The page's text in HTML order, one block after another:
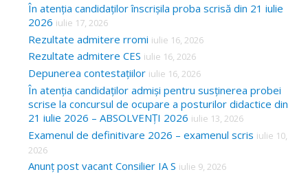
În atenția candidaților înscrișila proba scrisă din 21 iulie
2026 iulie 17, 2026
Rezultate admitere rromi iulie 16, 2026
Rezultate admitere CES iulie 16, 2026
Depunerea contestațiilor iulie 16, 2026
În atenția candidaților admiși pentru susținerea probei
scrise la concursul de ocupare a posturilor didactice din
21 iulie 2026 – ABSOLVENȚI 2026 iulie 13, 2026
Examenul de definitivare 2026 – examenul scris iulie 10,
2026
Anunț post vacant Consilier IA S iulie 9, 2026